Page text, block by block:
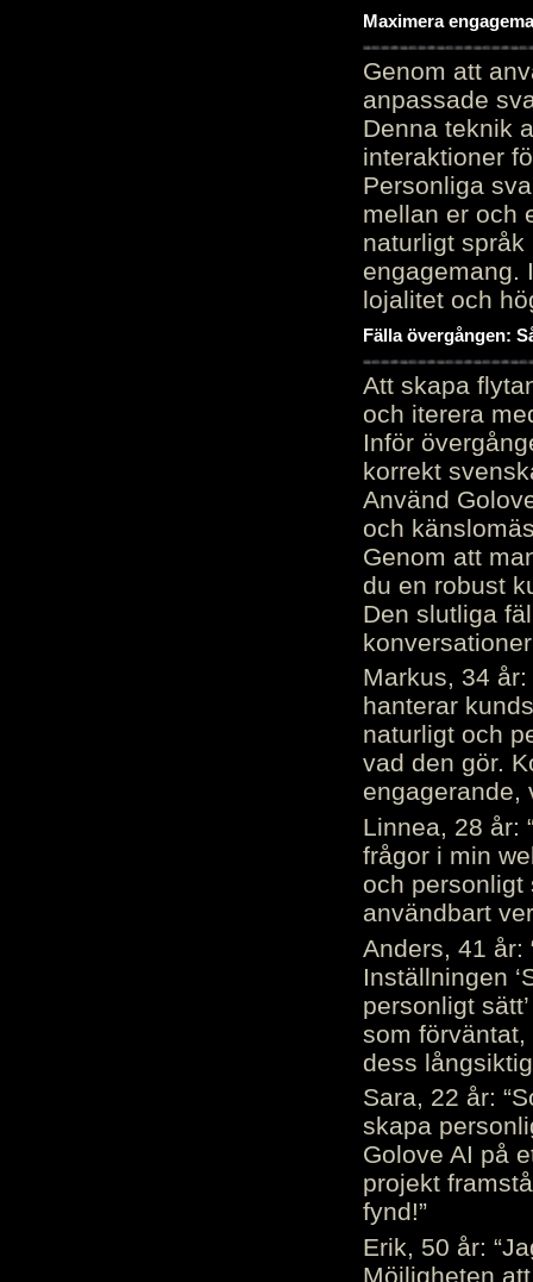
Maximera
Genom att
anpassade
Denna teknik
interaktioner
Personliga
mellan er och
naturligt
engagemang.
lojalitet och
Fälla övergången:
Att skapa
och iterera
Inför
korrekt
Använd
och
Genom att
du en robust
Den slutliga
Markus, 34
hanterar
naturligt och
vad den gör.
engagerande,
Linnea, 28 år:
frågor i min
och personligt
användbart
Anders, 41 år:
Inställningen
personligt
som
dess
Sara, 22 år:
skapa
Golove AI på
projekt
fynd!”
Erik, 50 år:
Möjligheten